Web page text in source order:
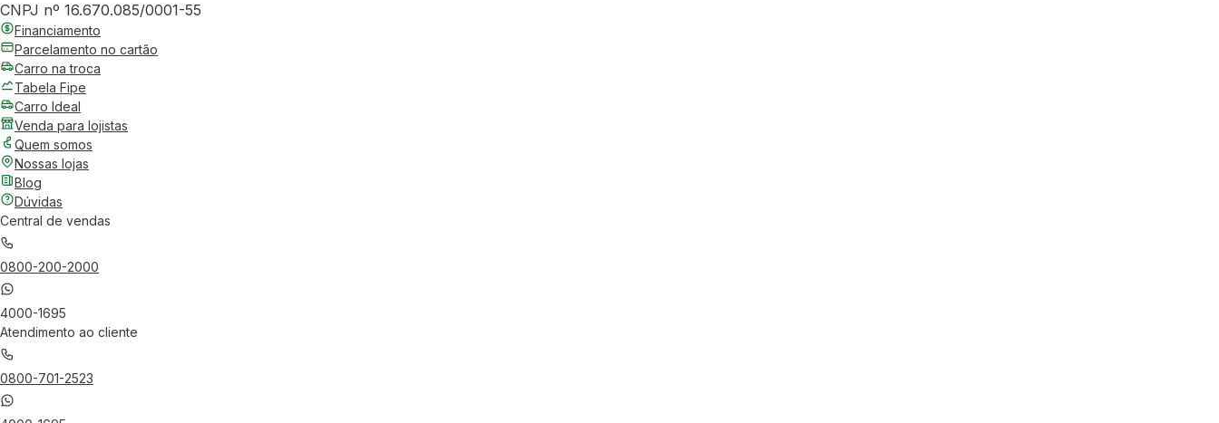
CNPJ nº 16.670.085/0001-55
Financiamento
Parcelamento no cartão
Carro na troca
Tabela Fipe
Carro Ideal
Venda para lojistas
Quem somos
Nossas lojas
Blog
Dúvidas
Central de vendas
0800-200-2000
4000-1695
Atendimento ao cliente
0800-701-2523